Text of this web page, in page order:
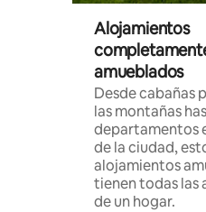
Alojamientos
amueblados
Desde cabañas
las montañas
departamentos
de la ciudad,
alojamientos
tienen todas las
de un hogar.